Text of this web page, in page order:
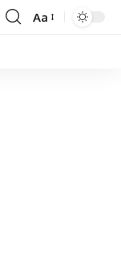
Font
Aa